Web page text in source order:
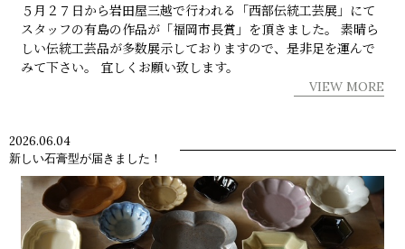
５月２７日から岩田屋三越で行われる「西部伝統工芸展」にて
スタッフの有島の作品が「福岡市長賞」を頂きました。 素晴ら
しい伝統工芸品が多数展示しておりますので、是非足を運んで
みて下さい。 宜しくお願い致します。
VIEW MORE
2026.06.04
新しい石膏型が届きました！